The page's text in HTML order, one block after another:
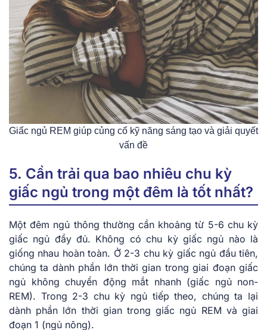
Giấc ngủ REM giúp củng cố kỹ năng sáng tạo và giải quyết
vấn đề
5. Cần trải qua bao nhiêu chu kỳ
giấc ngủ trong một đêm là tốt nhất?
Một đêm ngủ thông thường cần khoảng từ 5-6 chu kỳ
giấc ngủ đầy đủ. Không có chu kỳ giấc ngủ nào là
giống nhau hoàn toàn. Ở 2-3 chu kỳ giấc ngủ đầu tiên,
chúng ta dành phần lớn thời gian trong giai đoạn giấc
ngủ không chuyển động mắt nhanh (giấc ngủ non-
REM). Trong 2-3 chu kỳ ngủ tiếp theo, chúng ta lại
dành phần lớn thời gian trong giấc ngủ REM và giai
đoạn 1 (ngủ nông).